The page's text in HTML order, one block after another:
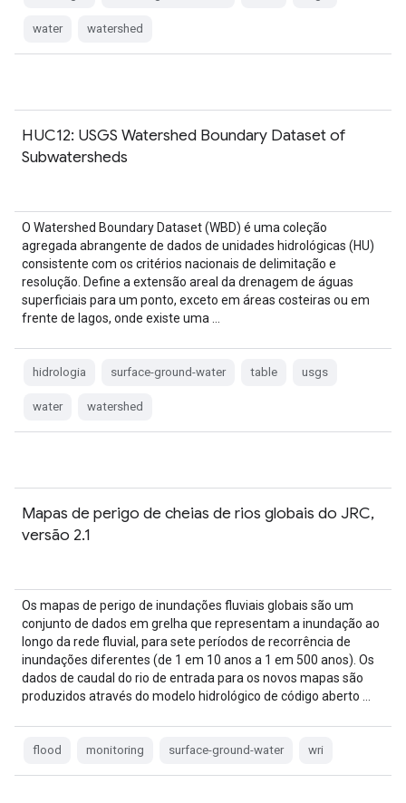
water watershed
HUC12: USGS Watershed Boundary Dataset of
Subwatersheds
O Watershed Boundary Dataset (WBD) é uma coleção
agregada abrangente de dados de unidades hidrológicas (HU)
consistente com os critérios nacionais de delimitação e
resolução. Define a extensão areal da drenagem de águas
superficiais para um ponto, exceto em áreas costeiras ou em
frente de lagos, onde existe uma …
hidrologia surface-ground-water table usgs
water watershed
Mapas de perigo de cheias de rios globais do JRC,
versão 2.1
Os mapas de perigo de inundações fluviais globais são um
conjunto de dados em grelha que representam a inundação ao
longo da rede fluvial, para sete períodos de recorrência de
inundações diferentes (de 1 em 10 anos a 1 em 500 anos). Os
dados de caudal do rio de entrada para os novos mapas são
produzidos através do modelo hidrológico de código aberto …
flood monitoring surface-ground-water wri